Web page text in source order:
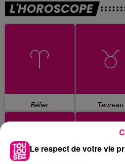
L'HOROSCOPE
Bélier Taureau
Le respect de votre vie